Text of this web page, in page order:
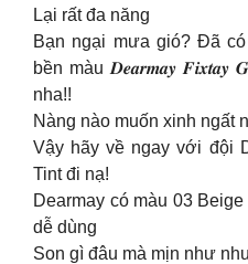
Lại rất đa năng
Bạn ngại mưa gió? Đã
bền màu 𝑫𝒆𝒂𝒓𝒎𝒂𝒚 𝑭𝒊𝒙𝒕𝒂𝒚
nha!!
Nàng nào muốn xinh ngất
Vậy hãy về ngay với đội
Tint đi nạ!
Dearmay có màu 03
dễ dùng
Son gì đâu mà mịn như